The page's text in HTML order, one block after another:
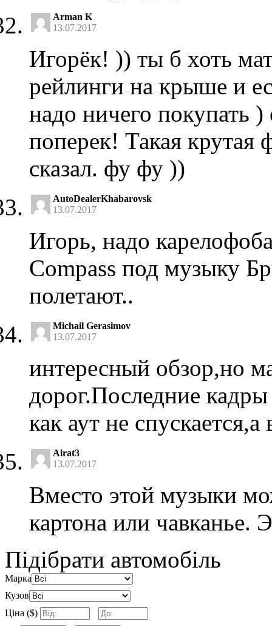
Arman K
13.07.2017
Игорёк! )) ты б хоть
рейлинги на крыше и
надо ничего покупать
поперек! Такая крутая
сказал. фу фу ))
AutoDealerKhabarovsk
13.07.2017
Игорь, надо
Compass под музыку
полетают..
Michail Gerasimov
13.07.2017
интересный обзор,но
дорог.Последние
как аут не спускается,а
Airat3
13.07.2017
Вместо этой музыки
картона или
Підібрати автомобіль
Марка
Кузов
Ціна ($)